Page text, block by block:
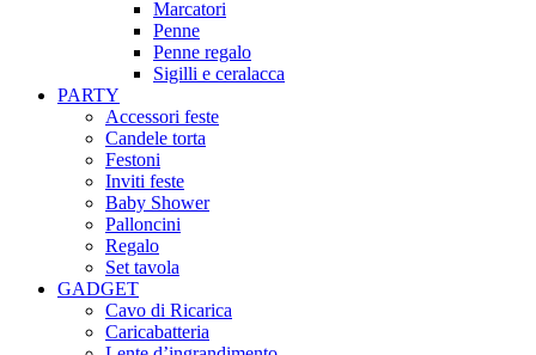
Marcatori
Penne
Penne regalo
Sigilli e ceralacca
PARTY
Accessori feste
Candele torta
Festoni
Inviti feste
Baby Shower​
Palloncini
Regalo
Set tavola
GADGET
Cavo di Ricarica
Caricabatteria